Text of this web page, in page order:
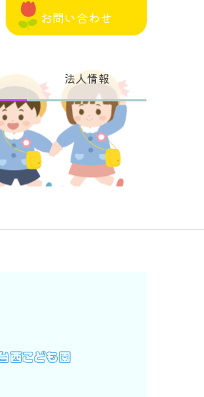
お問い合わせ
法人情報